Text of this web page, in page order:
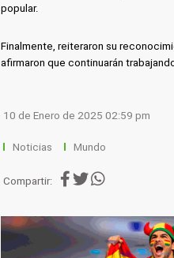
popular.
Finalmente, reiteraron su
afirmaron que continuarán
10 de Enero de 2025 02:59 pm
Noticias Mundo
Compartir: